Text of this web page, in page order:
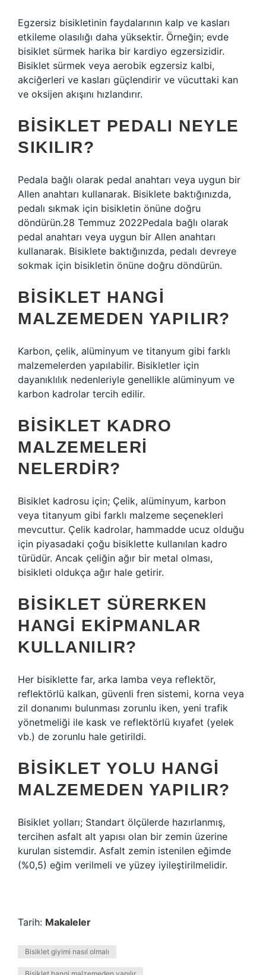
Egzersiz bisikletinin faydalarının kalp ve kasları
etkileme olasılığı daha yüksektir. Örneğin; evde
bisiklet sürmek harika bir kardiyo egzersizidir.
Bisiklet sürmek veya aerobik egzersiz kalbi,
akciğerleri ve kasları güçlendirir ve vücuttaki kan
ve oksijen akışını hızlandırır.
BISIKLET PEDALI NEYLE
SIKILIR?
Pedala bağlı olarak pedal anahtarı veya uygun bir
Allen anahtarı kullanarak. Bisiklete baktığınızda,
pedalı sıkmak için bisikletin önüne doğru
döndürün.28 Temmuz 2022Pedala bağlı olarak
pedal anahtarı veya uygun bir Allen anahtarı
kullanarak. Bisiklete baktığınızda, pedalı devreye
sokmak için bisikletin önüne doğru döndürün.
BISIKLET HANGI
MALZEMEDEN YAPILIR?
Karbon, çelik, alüminyum ve titanyum gibi farklı
malzemelerden yapılabilir. Bisikletler için
dayanıklılık nedenleriyle genellikle alüminyum ve
karbon kadrolar tercih edilir.
BISIKLET KADRO
MALZEMELERI
NELERDIR?
Bisiklet kadrosu için; Çelik, alüminyum, karbon
veya titanyum gibi farklı malzeme seçenekleri
mevcuttur. Çelik kadrolar, hammadde ucuz olduğu
için piyasadaki çoğu bisiklette kullanılan kadro
türüdür. Ancak çeliğin ağır bir metal olması,
bisikleti oldukça ağır hale getirir.
BISIKLET SÜRERKEN
HANGI EKIPMANLAR
KULLANILIR?
Her bisiklette far, arka lamba veya reflektör,
reflektörlü kalkan, güvenli fren sistemi, korna veya
zil donanımı bulunması zorunlu iken, yeni trafik
yönetmeliği ile kask ve reflektörlü kıyafet (yelek
vb.) de zorunlu hale getirildi.
BISIKLET YOLU HANGI
MALZEMEDEN YAPILIR?
Bisiklet yolları; Standart ölçülerde hazırlanmış,
tercihen asfalt alt yapısı olan bir zemin üzerine
kurulan sistemdir. Asfalt zemin istenilen eğimde
(%0,5) eğim verilmeli ve yüzey iyileştirilmelidir.
Tarih: Makaleler
Bisiklet giyimi nasıl olmalı